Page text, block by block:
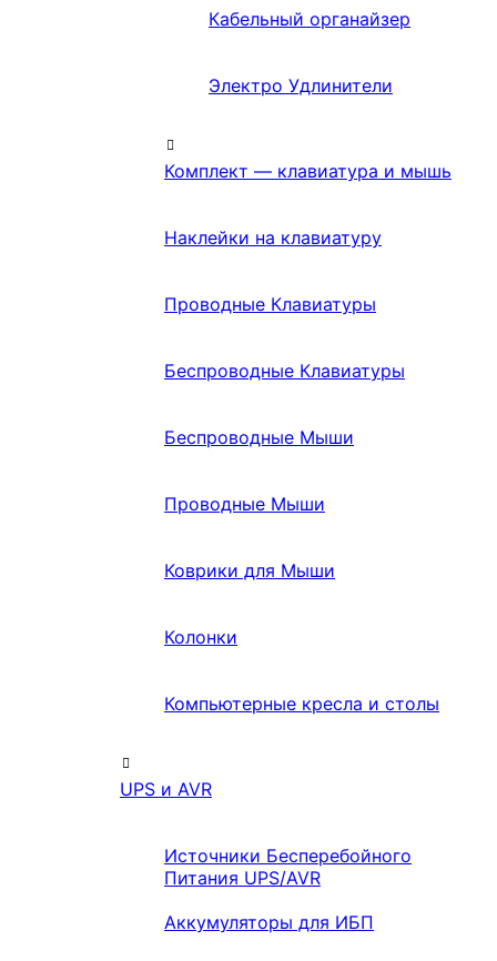
Кабельный органайзер
Электро Удлинители
Комплект — клавиатура и мышь
Наклейки на клавиатуру
Проводные Клавиатуры
Беспроводные Клавиатуры
Беспроводные Мыши
Проводные Мыши
Коврики для Мыши
Колонки
Компьютерные кресла и столы
UPS и AVR
Источники Бесперебойного
Питания UPS/AVR
Аккумуляторы для ИБП